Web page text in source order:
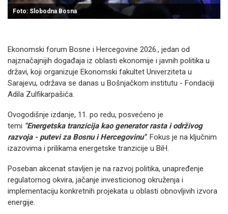
Foto: Slobodna Bosna
Ekonomski forum Bosne i Hercegovine 2026., jedan od
najznačajnijih događaja iz oblasti ekonomije i javnih politika u
državi, koji organizuje Ekonomski fakultet Univerziteta u
Sarajevu, održava se danas u Bošnjačkom institutu - Fondaciji
Adila Zulfikarpašića.
Ovogodišnje izdanje, 11. po redu, posvećeno je
temi "Energetska tranzicija kao generator rasta i održivog
razvoja - putevi za Bosnu i Hercegovinu". Fokus je na ključnim
izazovima i prilikama energetske tranzicije u BiH.
Poseban akcenat stavljen je na razvoj politika, unapređenje
regulatornog okvira, jačanje investicionog okruženja i
implementaciju konkretnih projekata u oblasti obnovljivih izvora
energije.